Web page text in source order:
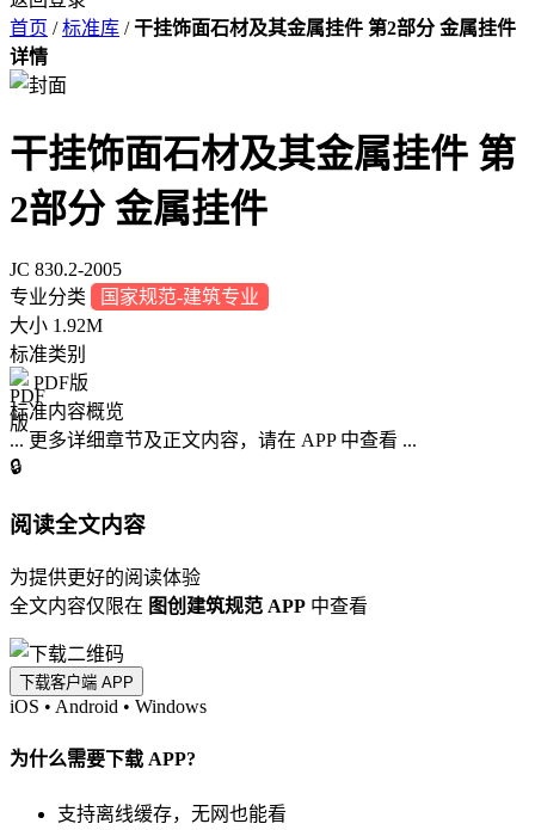
首页 / 标准库 / 干挂饰面石材及其金属挂件 第2部分 金属挂件
详情
干挂饰面石材及其金属挂件 第
2部分 金属挂件
JC 830.2-2005
专业分类
国家规范-建筑专业
大小 1.92M
标准类别
PDF版
标准内容概览
... 更多详细章节及正文内容，请在 APP 中查看 ...
🔒
阅读全文内容
为提供更好的阅读体验
全文内容仅限在 图创建筑规范 APP 中查看
下载客户端 APP
iOS • Android • Windows
为什么需要下载 APP?
支持离线缓存，无网也能看